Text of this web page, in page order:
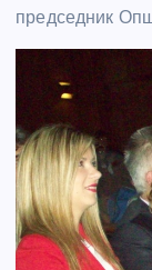
председник